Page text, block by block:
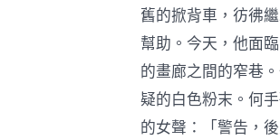
舊的掀背車，彷彿
幫助。今天，他面
的畫廊之間的窄巷
疑的白色粉末。何
的女聲：「警告，